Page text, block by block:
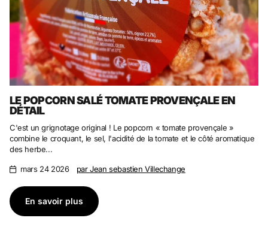
LE POPCORN SALÉ TOMATE PROVENÇALE EN
DÉTAIL
C'est un grignotage original ! Le popcorn « tomate provençale »
combine le croquant, le sel, l'acidité de la tomate et le côté aromatique
des herbe...
mars 24 2026 par Jean sebastien Villechange
En savoir plus